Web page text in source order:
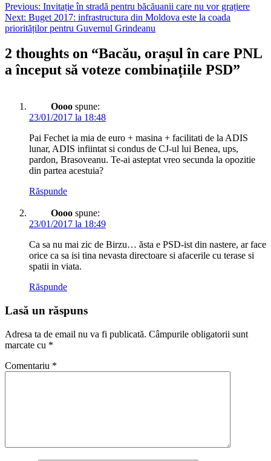
Previous: Invitație în stradă pentru băcăuanii care nu vor grațiere
Next: Buget 2017: infrastructura din Moldova este la coada
priorităților pentru Guvernul Grindeanu
2 thoughts on “Bacău, orașul în care PNL
a început să voteze combinațiile PSD”
Oooo spune:
23/01/2017 la 18:48
Pai Fechet ia mia de euro + masina + facilitati de la ADIS
lunar, ADIS infiintat si condus de CJ-ul lui Benea, ups,
pardon, Brasoveanu. Te-ai asteptat vreo secunda la opozitie
din partea acestuia?
Răspunde
Oooo spune:
23/01/2017 la 18:49
Ca sa nu mai zic de Birzu… ăsta e PSD-ist din nastere, ar face
orice ca sa isi tina nevasta directoare si afacerile cu terase si
spatii in viata.
Răspunde
Lasă un răspuns
Adresa ta de email nu va fi publicată. Câmpurile obligatorii sunt
marcate cu *
Comentariu *